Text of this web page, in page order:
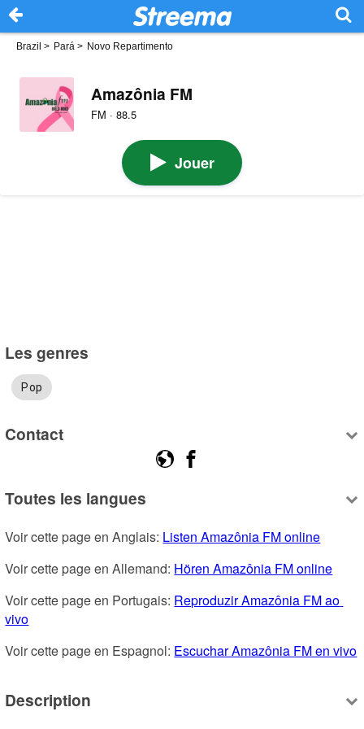
Brazil > Pará > Novo Repartimento
Amazônia FM
FM · 88.5
Jouer
Les genres
Pop
Contact
Toutes les langues
Voir cette page en Anglais: Listen Amazônia FM online
Voir cette page en Allemand: Hören Amazônia FM online
Voir cette page en Portugais: Reproduzir Amazônia FM ao
vivo
Voir cette page en Espagnol: Escuchar Amazônia FM en vivo
Description